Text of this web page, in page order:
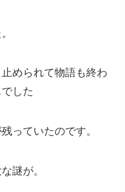
められて物語も終わ
した
っていたのです。
謎が。